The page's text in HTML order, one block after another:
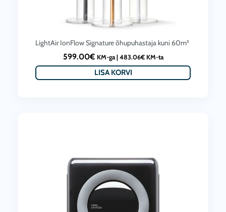
LightAir IonFlow Signature õhupuhastaja kuni 60m²
599.00€ KM-ga | 483.06€KM-ta
LISA KORVI